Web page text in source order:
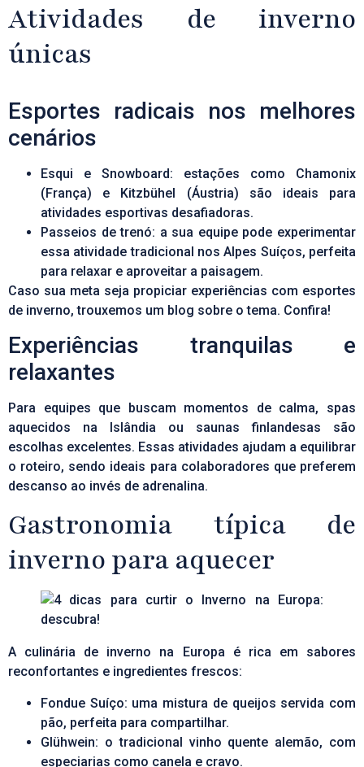
Atividades de inverno
únicas
Esportes radicais nos melhores
cenários
Esqui e Snowboard: estações como Chamonix
(França) e Kitzbühel (Áustria) são ideais para
atividades esportivas desafiadoras.
Passeios de trenó: a sua equipe pode experimentar
essa atividade tradicional nos Alpes Suíços, perfeita
para relaxar e aproveitar a paisagem.
Caso sua meta seja propiciar experiências com esportes
de inverno, trouxemos um blog sobre o tema. Confira!
Experiências tranquilas e
relaxantes
Para equipes que buscam momentos de calma, spas
aquecidos na Islândia ou saunas finlandesas são
escolhas excelentes. Essas atividades ajudam a equilibrar
o roteiro, sendo ideais para colaboradores que preferem
descanso ao invés de adrenalina.
Gastronomia típica de
inverno para aquecer
A culinária de inverno na Europa é rica em sabores
reconfortantes e ingredientes frescos:
Fondue Suíço: uma mistura de queijos servida com
pão, perfeita para compartilhar.
Glühwein: o tradicional vinho quente alemão, com
especiarias como canela e cravo.